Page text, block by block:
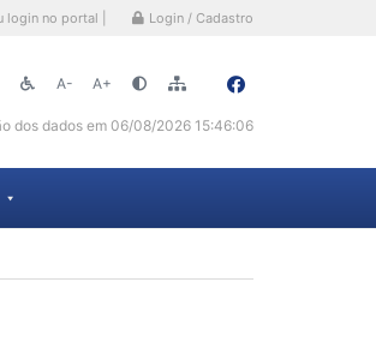
login no portal | Login / Cadastro
A- A+
dos dados em 06/08/2026 15:46:06